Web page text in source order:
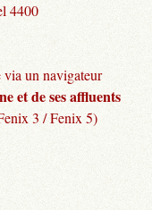
4400
un navigateur
et de ses affluents
3 / Fenix 5)